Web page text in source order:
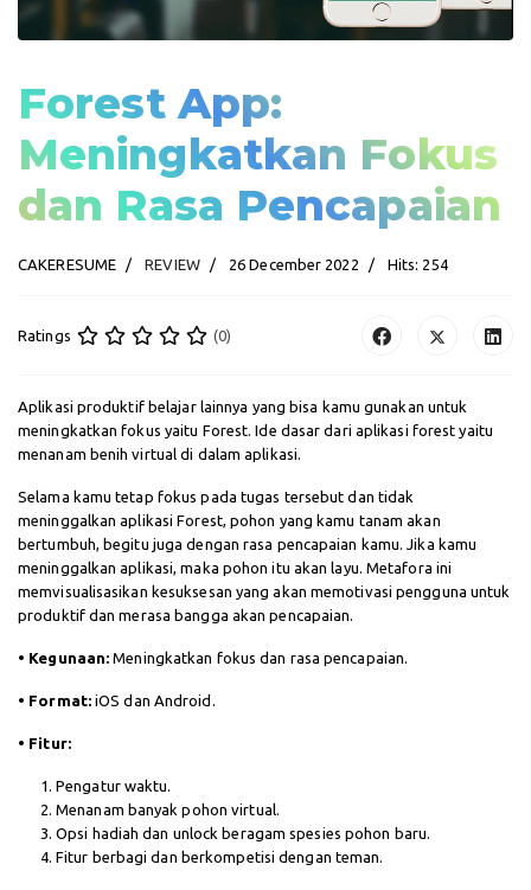
Forest App:
Meningkatkan Fokus
dan Rasa Pencapaian
CAKERESUME REVIEW 26 December 2022 Hits: 254
Ratings (0)
Aplikasi produktif belajar lainnya yang bisa kamu gunakan untuk
meningkatkan fokus yaitu Forest. Ide dasar dari aplikasi forest yaitu
menanam benih virtual di dalam aplikasi.
Selama kamu tetap fokus pada tugas tersebut dan tidak
meninggalkan aplikasi Forest, pohon yang kamu tanam akan
bertumbuh, begitu juga dengan rasa pencapaian kamu. Jika kamu
meninggalkan aplikasi, maka pohon itu akan layu. Metafora ini
memvisualisasikan kesuksesan yang akan memotivasi pengguna untuk
produktif dan merasa bangga akan pencapaian.
• Kegunaan: Meningkatkan fokus dan rasa pencapaian.
• Format:iOS dan Android.
• Fitur:
Pengatur waktu.
Menanam banyak pohon virtual.
Opsi hadiah dan unlock beragam spesies pohon baru.
Fitur berbagi dan berkompetisi dengan teman.